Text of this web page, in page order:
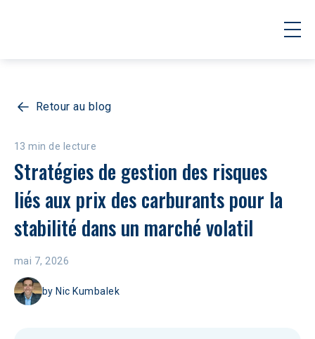
Retour au blog
13 min de lecture
Stratégies de gestion des risques
liés aux prix des carburants pour la
stabilité dans un marché volatil
mai 7, 2026
by Nic Kumbalek